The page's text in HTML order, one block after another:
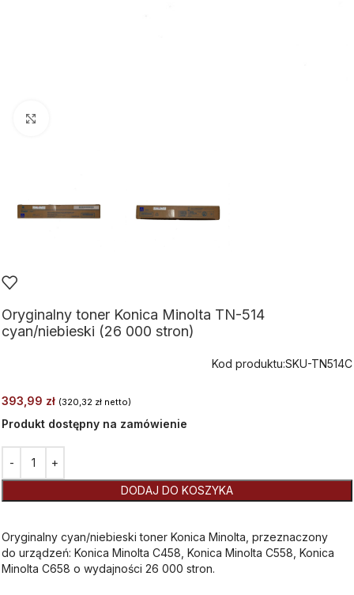
Oryginalny toner Konica Minolta TN-514
cyan/niebieski (26 000 stron)
Kod produktu:SKU-TN514C
393,99 zł (320,32 zł netto)
Produkt dostępny na zamówienie
DODAJ DO KOSZYKA
Oryginalny cyan/niebieski toner Konica Minolta, przeznaczony
do urządzeń: Konica Minolta C458, Konica Minolta C558, Konica
Minolta C658 o wydajności 26 000 stron.